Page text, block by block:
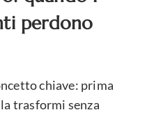
perdono
chiave: prima
trasformi senza